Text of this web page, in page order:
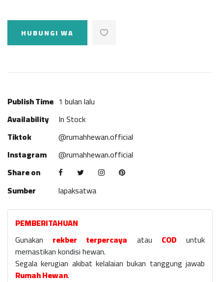
HUBUNGI WA
Publish Time 1 bulan lalu
Availability
In Stock
Tiktok
@rumahhewan.official
Instagram
@rumahhewan.official
Share on
Sumber
lapaksatwa
PEMBERITAHUAN
Gunakan rekber terpercaya atau COD untuk
memastikan kondisi hewan.
Segala kerugian akibat kelalaian bukan tanggung jawab
Rumah Hewan.